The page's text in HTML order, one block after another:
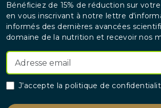
Bénéficiez de 15% de réduction sur
en vous inscrivant à notre lettre
informés des dernières avancées
domaine de la nutrition et recevoir nos
J’accepte lapolitique de